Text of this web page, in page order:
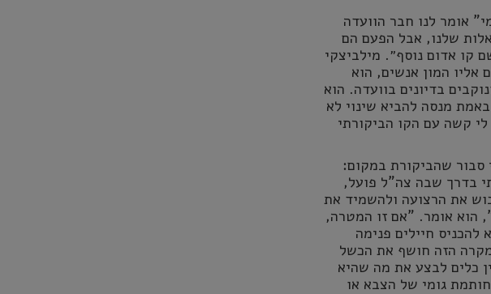
אומר לנו חבר הוועדה
שלנו, אבל הפעם הם
קו אדום נוסף״. מילביצקי
אליו המון אנשים, הוא
בדיונים בוועדה. הוא
מנסה להביא שינוי לא
קשה עם הקו הביקורתי
סבור שהביקורת במקום:
בדרך שבה צה"ל פועל,
את הרצועה ולהשמיד את
הוא אומר. "אם זו המטרה,
חיילים פנימה
הזה חושף את הכשל
כלים לבצע את מה שהיא
גומי של הצבא או